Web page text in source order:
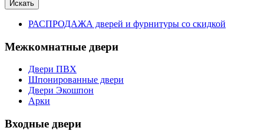
РАСПРОДАЖА дверей и фурнитуры со скидкой
Межкомнатные двери
Двери ПВХ
Шпонированные двери
Двери Экошпон
Арки
Входные двери